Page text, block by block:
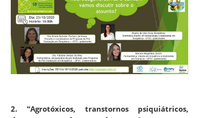
2. “Agrotóxicos, transtornos psiquiátricos,